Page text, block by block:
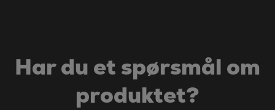
Har du et spørsmål om
produktet?